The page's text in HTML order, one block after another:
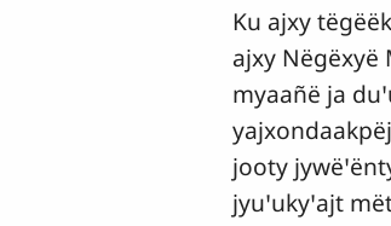
Ku ajxy
ajxy Nëgëxyë
myaañë ja
jooty
jyuꞌukyꞌajt